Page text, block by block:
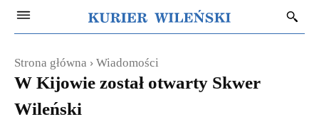
Strona główna Wiadomości
W Kijowie został otwarty Skwer
Wileński